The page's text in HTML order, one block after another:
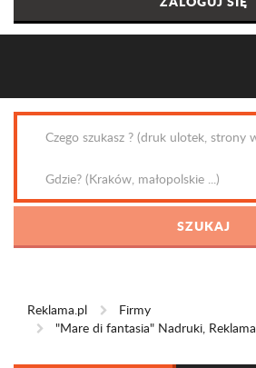
Reklama.pl
Firmy
"Mare di fantasia" Nadruki, Reklama